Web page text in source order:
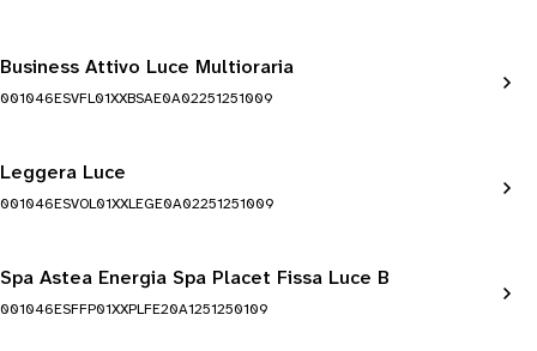
Business Attivo Luce Multioraria
001046ESVFL01XXBSAE0A02251251009
Leggera Luce
001046ESVOL01XXLEGE0A02251251009
Spa Astea Energia Spa Placet Fissa Luce B
001046ESFFP01XXPLFE20A1251250109